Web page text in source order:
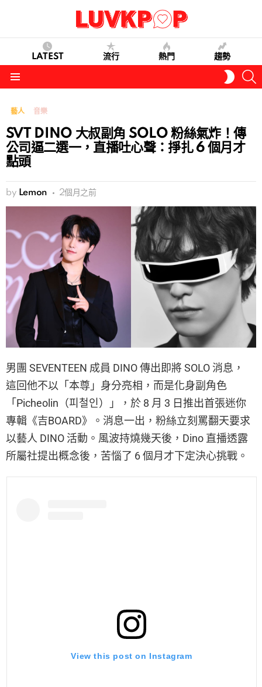
LATEST 流行 熱門 趨勢
SKIN
藝人 音樂
SVT DINO 大叔副角 SOLO 粉絲氣炸！傳
公司逼二選一，直播吐心聲：掙扎 6 個月才
點頭
by Lemon 2個月之前
男團 SEVENTEEN 成員 DINO 傳出即將 SOLO 消息，
這回他不以「本尊」身分亮相，而是化身副角色
「Picheolin（피철인）」，於 8 月 3 日推出首張迷你
專輯《吉BOARD》。消息一出，粉絲立刻罵翻天要求
以藝人 DINO 活動。風波持燒幾天後，Dino 直播透露
所屬社提出概念後，苦惱了 6 個月才下定決心挑戰。
View this post on Instagram